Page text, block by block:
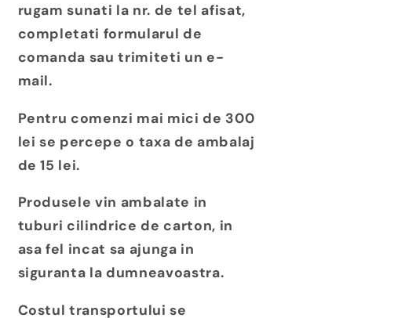
rugam sunati la nr. de tel afisat,
completati formularul de
comanda sau trimiteti un e-
mail.
Pentru comenzi mai mici de 300
lei se percepe o taxa de ambalaj
de 15 lei.
Produsele vin ambalate in
tuburi cilindrice de carton, in
asa fel incat sa ajunga in
siguranta la dumneavoastra.
Costul transportului se